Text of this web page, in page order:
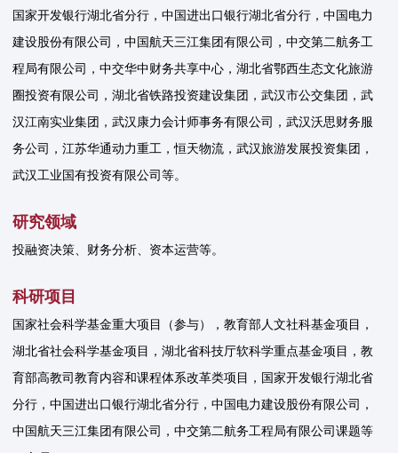
国家开发银行湖北省分行，中国进出口银行湖北省分行，中国电力
建设股份有限公司，中国航天三江集团有限公司，中交第二航务工
程局有限公司，中交华中财务共享中心，湖北省鄂西生态文化旅游
圈投资有限公司，湖北省铁路投资建设集团，武汉市公交集团，武
汉江南实业集团，武汉康力会计师事务有限公司，武汉沃思财务服
务公司，江苏华通动力重工，恒天物流，武汉旅游发展投资集团，
武汉工业国有投资有限公司等。
研究领域
投融资决策、财务分析、资本运营等。
科研项目
国家社会科学基金重大项目（参与），教育部人文社科基金项目，
湖北省社会科学基金项目，湖北省科技厅软科学重点基金项目，教
育部高教司教育内容和课程体系改革类项目，国家开发银行湖北省
分行，中国进出口银行湖北省分行，中国电力建设股份有限公司，
中国航天三江集团有限公司，中交第二航务工程局有限公司课题等